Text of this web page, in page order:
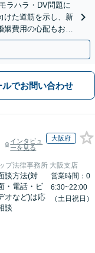
ラハラ・DV問題に
けた道筋を示し、新
姻費用の心配もお任
談可】
ルでお問い合わせ
インタビュ
ーを見る
大阪府
プ法律事務所 大阪支店
談方法(対
・電話・ビ
オなど)は応
談
営業時間：0
6:30~22:00
（土日祝日）